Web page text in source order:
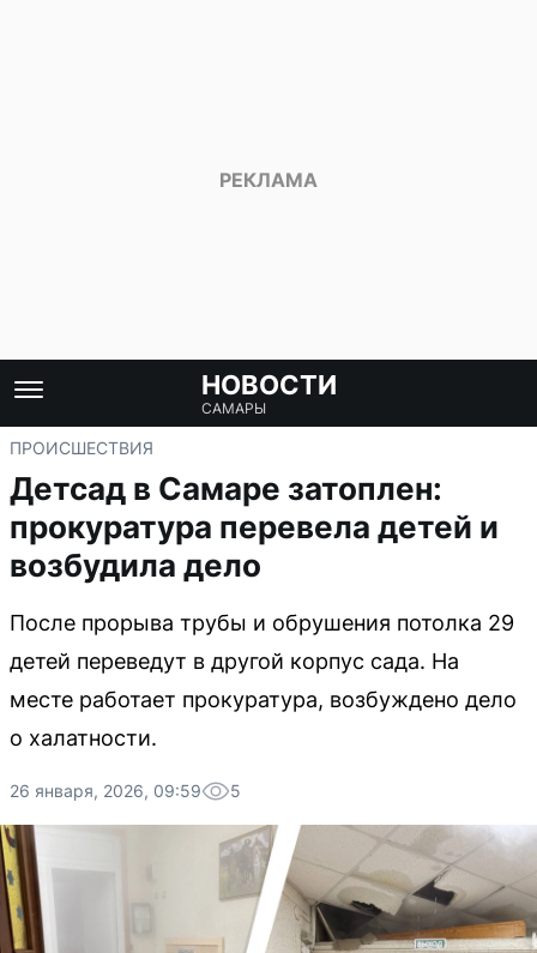
НОВОСТИ
САМАРЫ
ПРОИСШЕСТВИЯ
Детсад в Самаре затоплен:
прокуратура перевела детей и
возбудила дело
После прорыва трубы и обрушения потолка 29
детей переведут в другой корпус сада. На
месте работает прокуратура, возбуждено дело
о халатности.
26 января, 2026, 09:59 5